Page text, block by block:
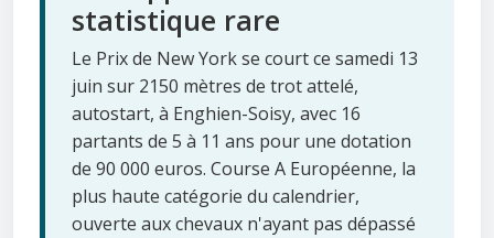
statistique rare
Le Prix de New York se court ce samedi 13
juin sur 2150 mètres de trot attelé,
autostart, à Enghien-Soisy, avec 16
partants de 5 à 11 ans pour une dotation
de 90 000 euros. Course A Européenne, la
plus haute catégorie du calendrier,
ouverte aux chevaux n'ayant pas dépassé